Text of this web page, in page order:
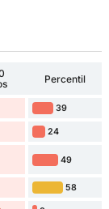
Percentil
39
24
49
58